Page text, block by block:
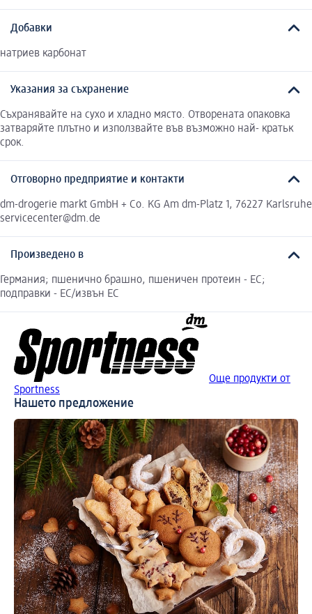
Добавки
натриев карбонат
Указания за съхранение
Съхранявайте на сухо и хладно място. Отворената опаковка
затваряйте плътно и използвайте във възможно най- кратьк
срок.
Отговорно предприятие и контакти
dm-drogerie markt GmbH + Co. KG Am dm-Platz 1, 76227 Karlsruhe
servicecenter@dm.de
Произведено в
Германия; пшенично брашно, пшеничен протеин - ЕС;
подправки - ЕС/извън ЕС
Още продукти от
Sportness
Нашето предложение